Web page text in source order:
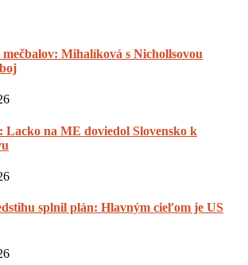
Mihalíková s Nichollsovou
Lacko na ME doviedol Slovensko k
splnil plán: Hlavným cieľom je US